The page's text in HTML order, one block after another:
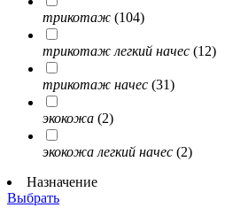
трикотаж (104)
трикотаж легкий начес (12)
трикотаж начес (31)
экокожа (2)
экокожа легкий начес (2)
Назначение
Выбрать